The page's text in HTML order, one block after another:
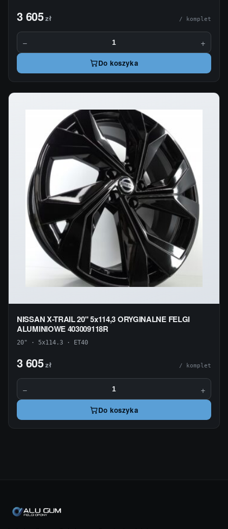
3 605zł / komplet
− +
Do koszyka
NISSAN X-TRAIL 20" 5x114,3 ORYGINALNE FELGI
ALUMINIOWE 403009118R
20" · 5x114.3 · ET40
3 605zł / komplet
− +
Do koszyka